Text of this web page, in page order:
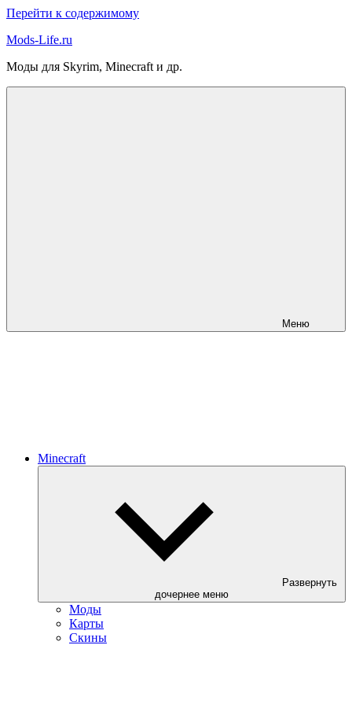
Перейти к содержимому
Mods-Life.ru
Моды для Skyrim, Minecraft и др.
Меню
Minecraft
Развернуть
дочернее меню
Моды
Карты
Скины